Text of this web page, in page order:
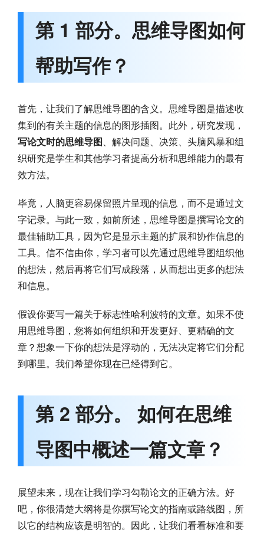
第 1 部分。思维导图如何
帮助写作？
首先，让我们了解思维导图的含义。思维导图是描述收
集到的有关主题的信息的图形插图。此外，研究发现，
写论文时的思维导图、解决问题、决策、头脑风暴和组
织研究是学生和其他学习者提高分析和思维能力的最有
效方法。
毕竟，人脑更容易保留照片呈现的信息，而不是通过文
字记录。与此一致，如前所述，思维导图是撰写论文的
最佳辅助工具，因为它是显示主题的扩展和协作信息的
工具。信不信由你，学习者可以先通过思维导图组织他
的想法，然后再将它们写成段落，从而想出更多的想法
和信息。
假设你要写一篇关于标志性哈利波特的文章。如果不使
用思维导图，您将如何组织和开发更好、更精确的文
章？想象一下你的想法是浮动的，无法决定将它们分配
到哪里。我们希望你现在已经得到它。
第 2 部分。 如何在思维
导图中概述一篇文章？
展望未来，现在让我们学习勾勒论文的正确方法。好
吧，你很清楚大纲将是你撰写论文的指南或路线图，所
以它的结构应该是明智的。因此，让我们看看标准和要